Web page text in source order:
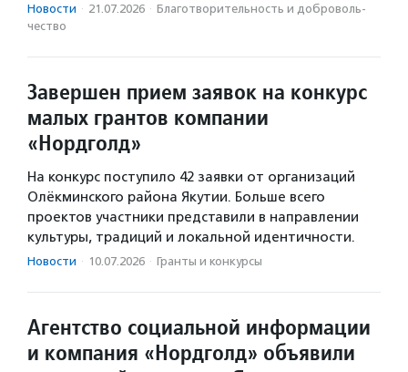
Новости · 21.07.2026 · Благотвори­тель­ность и доброволь­
чест­во
Завершен прием заявок на конкурс
малых грантов компании
«Нордголд»
На конкурс поступило 42 заявки от организаций
Олёкминского района Якутии. Больше всего
проектов участники представили в направлении
культуры, традиций и локальной идентичности.
Новости · 10.07.2026 · Гранты и конкурсы
Агентство социальной информации
и компания «Нордголд» объявили